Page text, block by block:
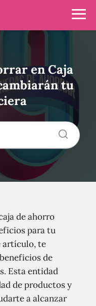
en Caja
tu
de ahorro
para tu
artículo, te
de
Esta entidad
de productos y
a alcanzar